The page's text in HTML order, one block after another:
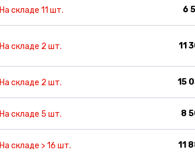
На складе 11 шт. 6
На складе 2 шт. 11
На складе 2 шт. 15
На складе 5 шт. 8
На складе > 16 шт. 11